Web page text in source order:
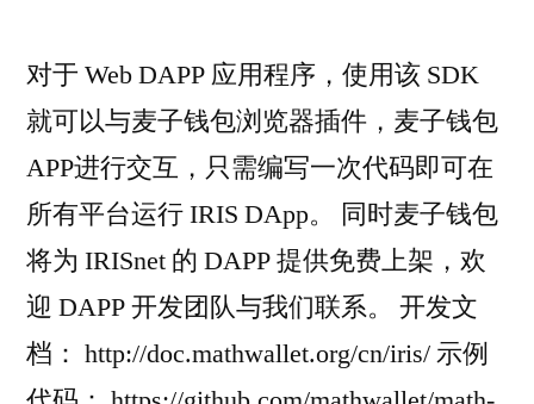
及
本
对于 Web DAPP 应用程序，使用该 SDK
就可以与麦子钱包浏览器插件，麦子钱包
APP进行交互，只需编写一次代码即可在
所有平台运行 IRIS DApp。 同时麦子钱包
将为 IRISnet 的 DAPP 提供免费上架，欢
迎 DAPP 开发团队与我们联系。 开发文
档： http://doc.mathwallet.org/cn/iris/ 示例